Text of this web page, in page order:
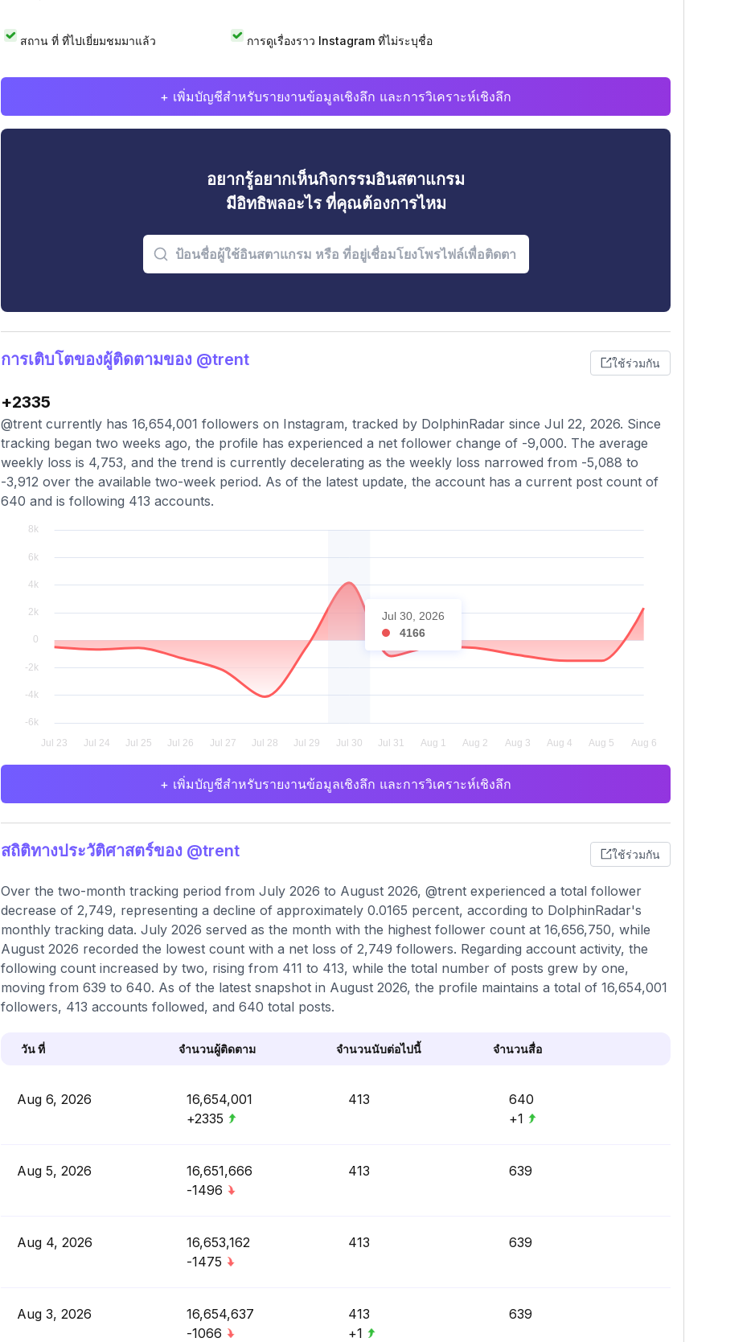
สถาน ที่ ที่ไปเยี่ยมชมมาแล้ว การดูเรื่องราว Instagram ที่ไม่ระบุชื่อ
+ เพิ่มบัญชีสำหรับรายงานข้อมูลเชิงลึก และการวิเคราะห์เชิงลึก
อยากรู้อยากเห็นกิจกรรมอินสตาแกรม
มีอิทธิพลอะไร ที่คุณต้องการไหม
การเติบโตของผู้ติดตามของ @trent ใช้ร่วมกัน
+2335
@trent currently has 16,654,001 followers on Instagram, tracked by DolphinRadar since Jul 22, 2026. Since
tracking began two weeks ago, the profile has experienced a net follower change of -9,000. The average
weekly loss is 4,753, and the trend is currently decelerating as the weekly loss narrowed from -5,088 to
-3,912 over the available two-week period. As of the latest update, the account has a current post count of
640 and is following 413 accounts.
Jul 30, 2026
4166
+ เพิ่มบัญชีสำหรับรายงานข้อมูลเชิงลึก และการวิเคราะห์เชิงลึก
สถิติทางประวัติศาสตร์ของ @trent ใช้ร่วมกัน
Over the two-month tracking period from July 2026 to August 2026, @trent experienced a total follower
decrease of 2,749, representing a decline of approximately 0.0165 percent, according to DolphinRadar's
monthly tracking data. July 2026 served as the month with the highest follower count at 16,656,750, while
August 2026 recorded the lowest count with a net loss of 2,749 followers. Regarding account activity, the
following count increased by two, rising from 411 to 413, while the total number of posts grew by one,
moving from 639 to 640. As of the latest snapshot in August 2026, the profile maintains a total of 16,654,001
followers, 413 accounts followed, and 640 total posts.
วัน ที่ จำนวนผู้ติดตาม จำนวนนับต่อไปนี้ จำนวนสื่อ
Aug 6, 2026
16,654,001
+2335
413
640
+1
Aug 5, 2026
16,651,666
-1496
413 639
Aug 4, 2026
16,653,162
-1475
413 639
Aug 3, 2026
16,654,637
-1066
413
+1
639